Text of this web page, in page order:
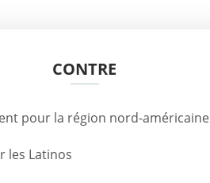
CONTRE
pour la région nord-américaine
les Latinos